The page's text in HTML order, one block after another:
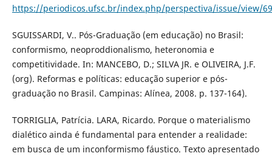
https://periodicos.ufsc.br/index.php/perspectiva/issue/view/
SGUISSARDI, V.. Pós-Graduação (em educação) no Brasil:
conformismo, neoproddionalismo, heteronomia e
competitividade. In: MANCEBO, D.; SILVA JR. e OLIVEIRA, J.F.
(org). Reformas e políticas: educação superior e pós-
graduação no Brasil. Campinas: Alínea, 2008. p. 137-164).
TORRIGLIA, Patrícia. LARA, Ricardo. Porque o materialismo
dialético ainda é fundamental para entender a realidade:
em busca de um inconformismo fáustico. Texto apresentado